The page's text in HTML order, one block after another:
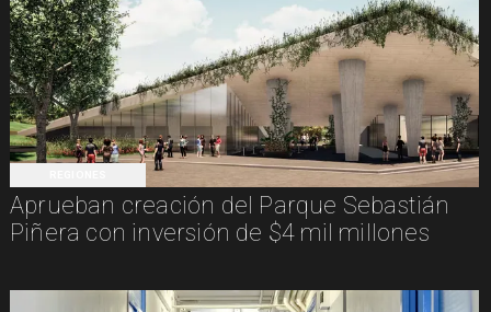
Aprueban creación del Parque Sebastián
Piñera con inversión de $4 mil millones